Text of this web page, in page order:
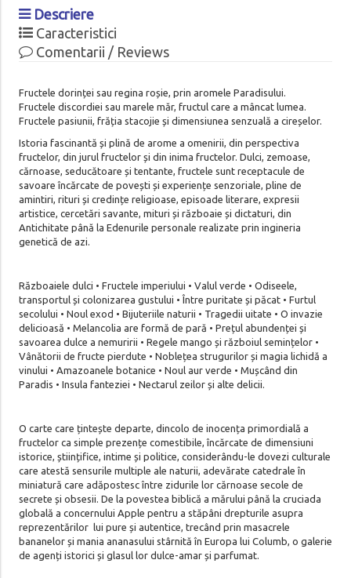
Descriere
Caracteristici
Comentarii / Reviews
Fructele dorinței sau regina roșie, prin aromele Paradisului.
Fructele discordiei sau marele măr, fructul care a mâncat lumea.
Fructele pasiunii, frăția stacojie și dimensiunea senzuală a cireșelor.
Istoria fascinantă și plină de arome a omenirii, din perspectiva
fructelor, din jurul fructelor și din inima fructelor. Dulci, zemoase,
cărnoase, seducătoare și tentante, fructele sunt receptacule de
savoare încărcate de povești și experiențe senzoriale, pline de
amintiri, rituri și credințe religioase, episoade lite­rare, expresii
artistice, cercetări savante, mituri și războaie și dictaturi, din
Antichitate până la Edenurile personale realizate prin ingineria
genetică de azi.
Războaiele dulci • Fructele imperiului • Valul verde • Odiseele,
transportul și colonizarea gustului • Între puritate și păcat • Furtul
secolului • Noul exod • Bijuteriile naturii • Tragedii uitate • O invazie
delicioasă • Melancolia are formă de pară • Prețul abundenței și
savoarea dulce a nemuririi • Regele mango și războiul semințelor •
Vânătorii de fructe pierdute • Noblețea strugurilor și magia lichidă a
vinului • Amazoanele botanice • Noul aur verde • Mușcând din
Paradis • Insula fanteziei • Nectarul zeilor și alte delicii.
O carte care țintește departe, dincolo de inocența primordială a
fructelor ca simple prezențe comestibile, încărcate de dimensiuni
istorice, științifice, intime și politice, considerându-le dovezi culturale
care atestă sensurile multiple ale naturii, adevărate catedrale în
miniatură care adăpostesc între zidurile lor cărnoase secole de
secrete și obsesii. De la povestea biblică a mărului până la cruciada
globală a concernului Apple pentru a stăpâni drepturile asupra
reprezentărilor lui pure și autentice, trecând prin masacrele
bananelor și mania ananasului stârnită în Europa lui Columb, o galerie
de agenți istorici și glasul lor dulce-amar și parfumat.